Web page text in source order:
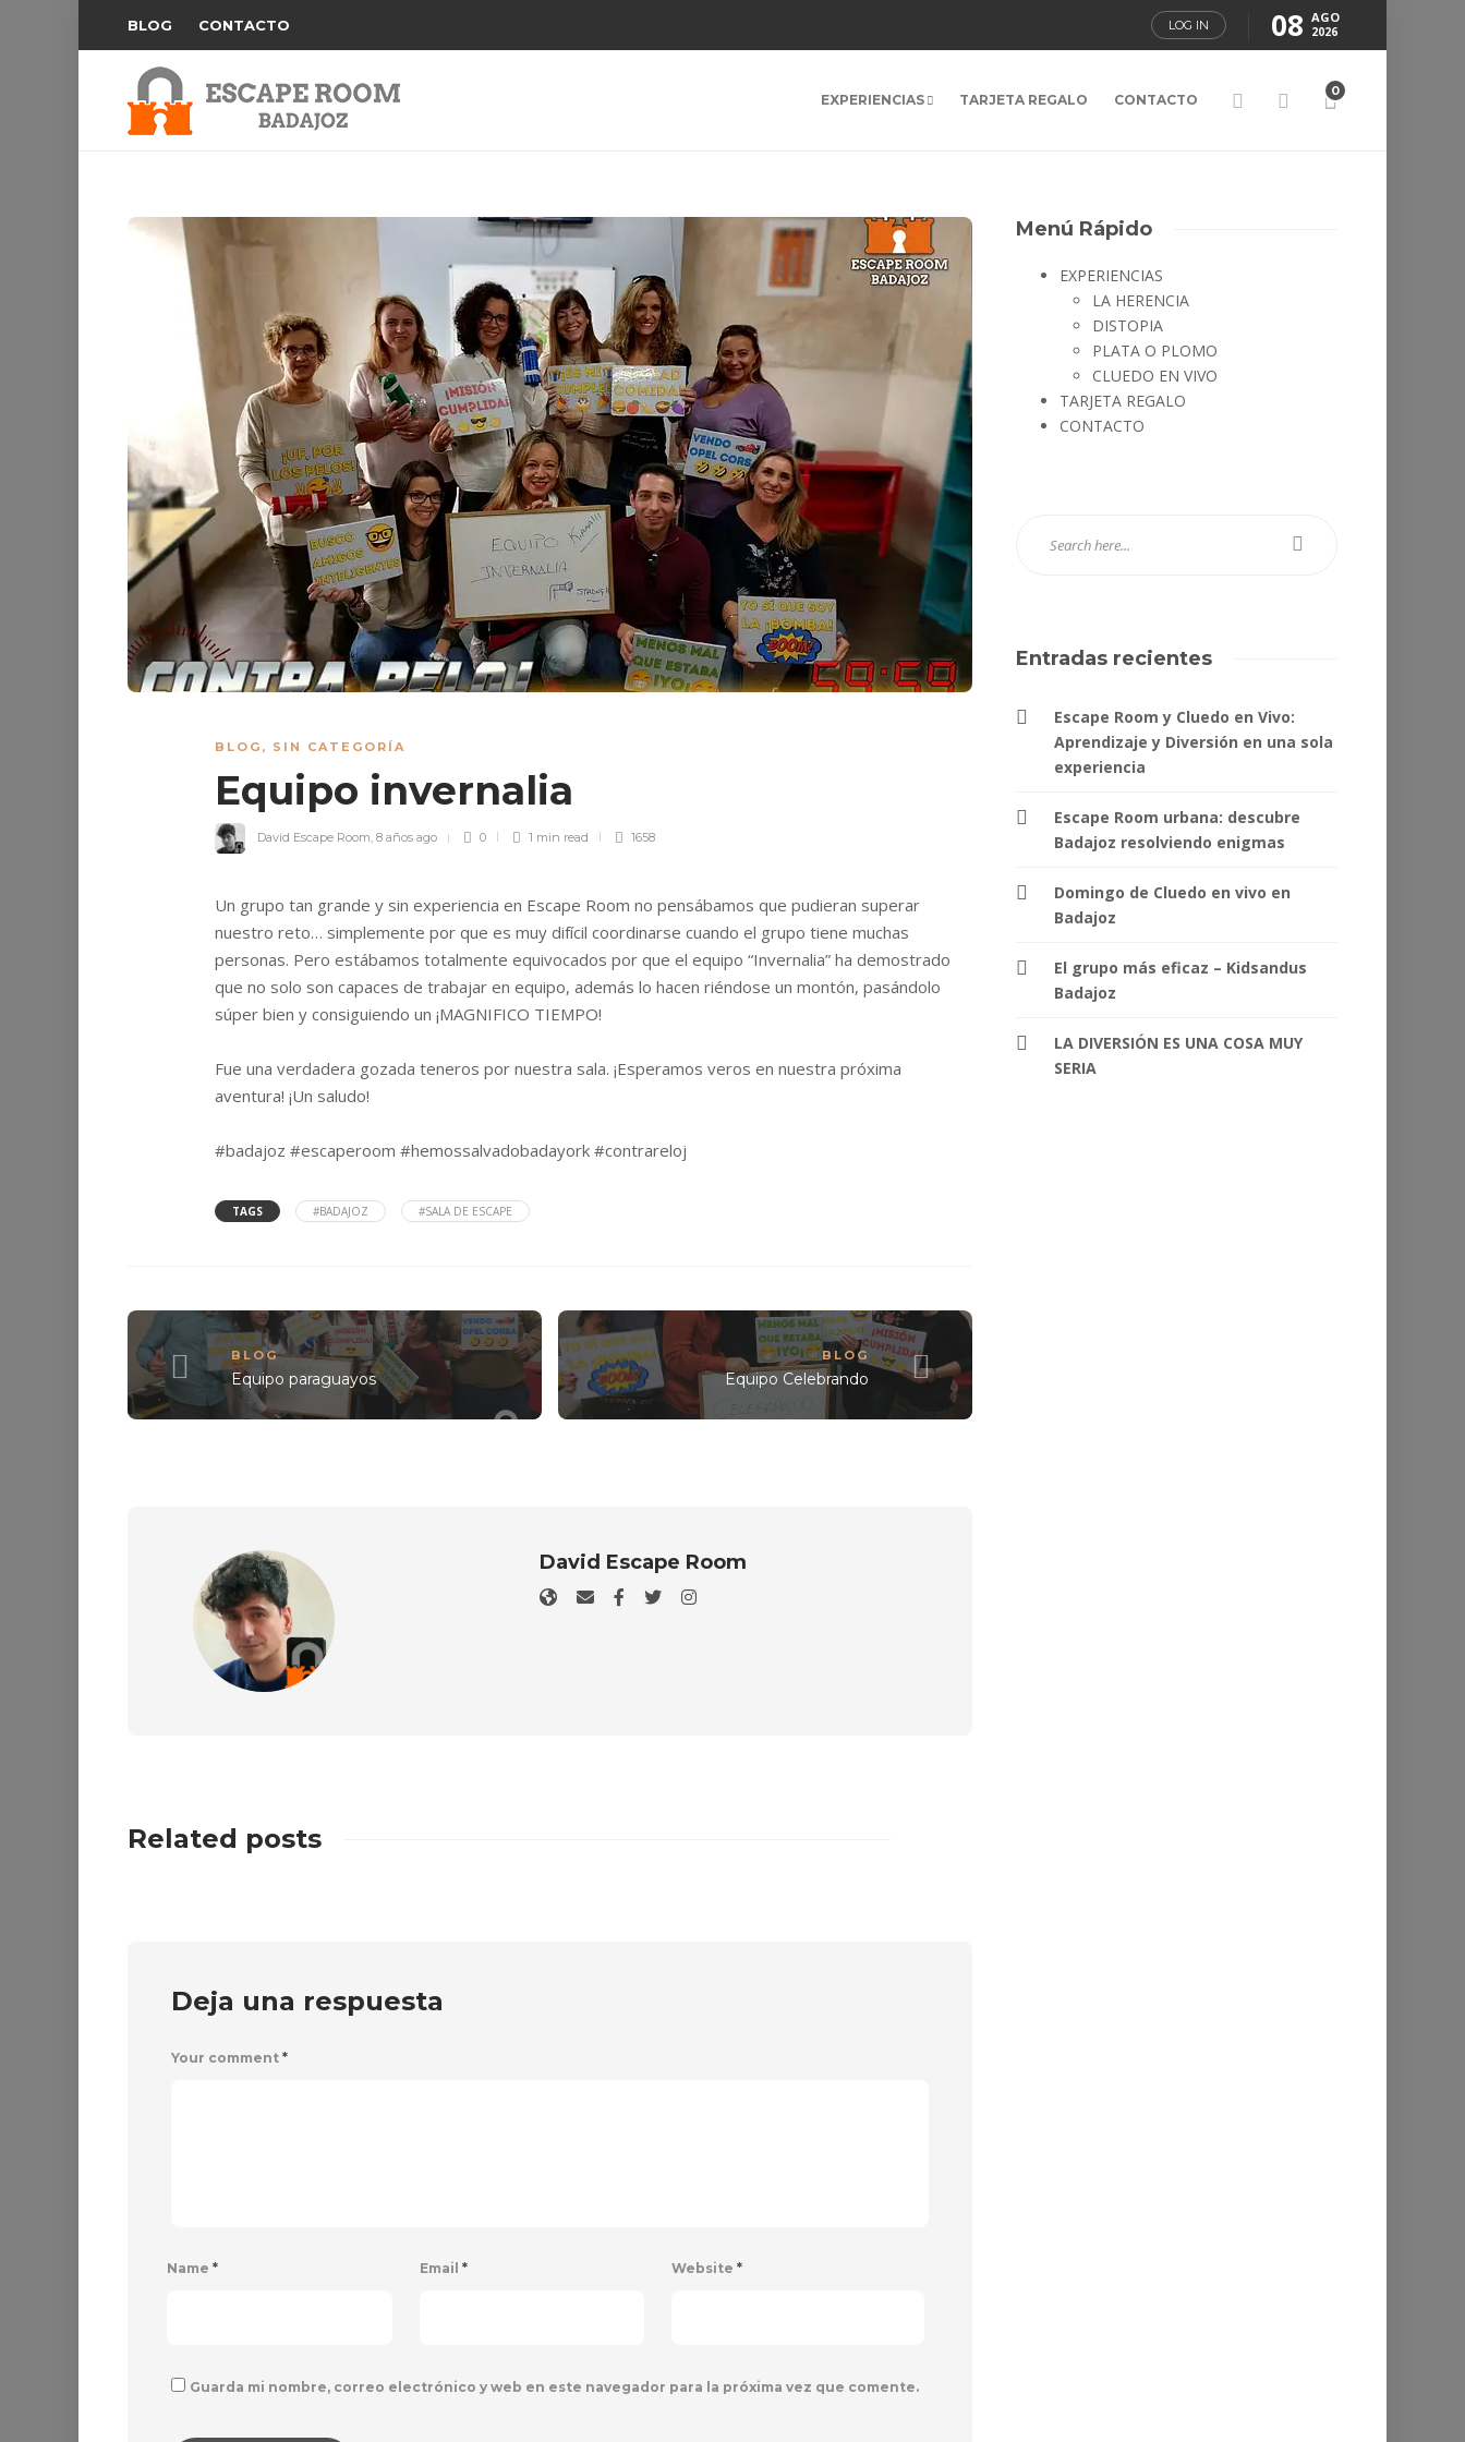
BLOG CONTACTO LOG IN 08 AGO
2026
EXPERIENCIAS TARJETA REGALO CONTACTO
0
BLOG , SIN CATEGORÍA
Equipo invernalia
David Escape Room, 8 años ago 0 1 min read 1658
Un grupo tan grande y sin experiencia en Escape Room no pensábamos que pudieran superar
nuestro reto… simplemente por que es muy difícil coordinarse cuando el grupo tiene muchas
personas. Pero estábamos totalmente equivocados por que el equipo “Invernalia” ha demostrado
que no solo son capaces de trabajar en equipo, además lo hacen riéndose un montón, pasándolo
súper bien y consiguiendo un ¡MAGNIFICO TIEMPO!
Fue una verdadera gozada teneros por nuestra sala. ¡Esperamos veros en nuestra próxima
aventura! ¡Un saludo!
#badajoz #escaperoom #hemossalvadobadayork #contrareloj
TAGS #BADAJOZ #SALA DE ESCAPE
BLOG
Equipo paraguayos
BLOG
Equipo Celebrando
David Escape Room
Related posts
Deja una respuesta
Your comment *
Name * Email * Website*
Guarda mi nombre, correo electrónico y web en este navegador para la próxima vez que comente.
Menú Rápido
EXPERIENCIAS
LA HERENCIA
DISTOPIA
PLATA O PLOMO
CLUEDO EN VIVO
TARJETA REGALO
CONTACTO
Entradas recientes
Escape Room y Cluedo en Vivo:
Aprendizaje y Diversión en una sola
experiencia
Escape Room urbana: descubre
Badajoz resolviendo enigmas
Domingo de Cluedo en vivo en
Badajoz
El grupo más eficaz – Kidsandus
Badajoz
LA DIVERSIÓN ES UNA COSA MUY
SERIA